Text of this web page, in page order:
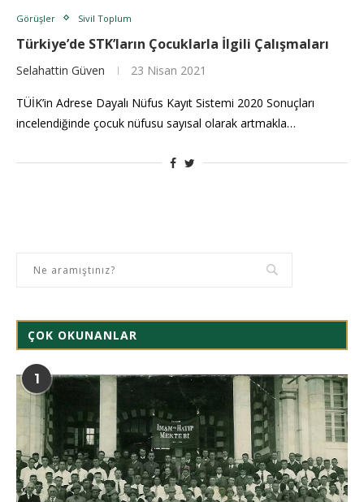
Görüşler Sivil Toplum
Türkiye’de STK’ların Çocuklarla İlgili Çalışmaları
Selahattin Güven 23 Nisan 2021
TÜİK’in Adrese Dayalı Nüfus Kayıt Sistemi 2020 Sonuçları
incelendiğinde çocuk nüfusu sayısal olarak artmakla…
ÇOK OKUNANLAR
1